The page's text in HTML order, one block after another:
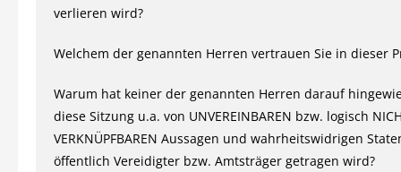
verlieren wird?
Welchem der genannten Herren vertrauen Sie in dieser
Warum hat keiner der genannten Herren darauf
diese Sitzung u.a. von UNVEREINBAREN bzw. logisch
VERKNÜPFBAREN Aussagen und wahrheitswidrigen
öffentlich Vereidigter bzw. Amtsträger getragen wird?